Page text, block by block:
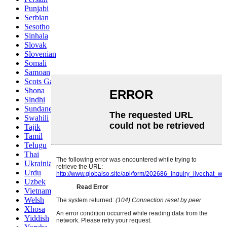
Punjabi
Serbian
Sesotho
Sinhala
Slovak
Slovenian
Somali
Samoan
Scots Gaelic
Shona
Sindhi
Sundanese
Swahili
Tajik
Tamil
Telugu
Thai
Ukrainian
Urdu
Uzbek
Vietnamese
Welsh
Xhosa
Yiddish